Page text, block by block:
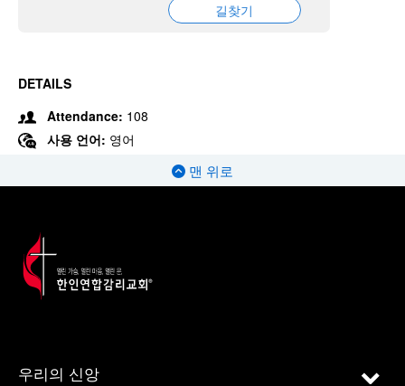
길찾기
DETAILS
Attendance: 108
사용 언어: 영어
맨 위로
우리의 신앙